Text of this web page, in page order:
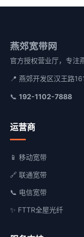
燕郊宽带网
官方授权营业厅，专注
📍 燕郊开发区汉王路
📞 192-1102-7888
运营商
📱 移动宽带
🔗 联通宽带
📞 电信宽带
✨ FTTR全屋光纤